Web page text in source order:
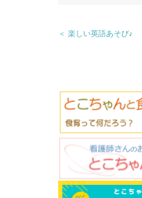
＜ 楽しい英語あそび♪